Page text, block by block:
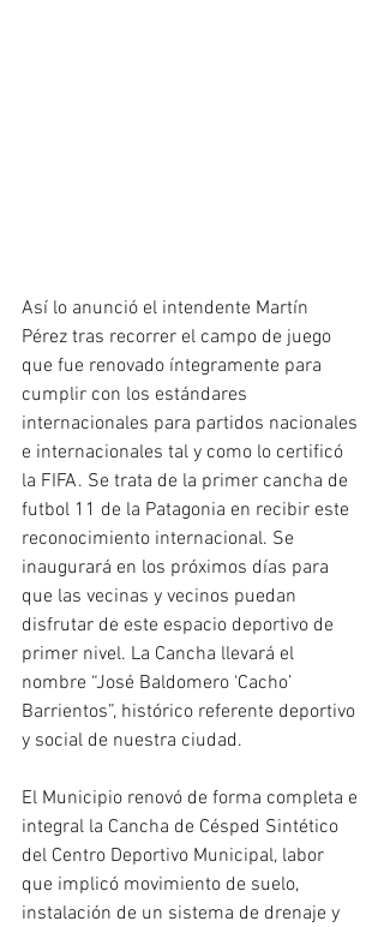
Así lo anunció el intendente Martín
Pérez tras recorrer el campo de juego
que fue renovado íntegramente para
cumplir con los estándares
internacionales para partidos nacionales
e internacionales tal y como lo certificó
la FIFA. Se trata de la primer cancha de
futbol 11 de la Patagonia en recibir este
reconocimiento internacional. Se
inaugurará en los próximos días para
que las vecinas y vecinos puedan
disfrutar de este espacio deportivo de
primer nivel. La Cancha llevará el
nombre “José Baldomero ‘Cacho’
Barrientos”, histórico referente deportivo
y social de nuestra ciudad.
El Municipio renovó de forma completa e
integral la Cancha de Césped Sintético
del Centro Deportivo Municipal, labor
que implicó movimiento de suelo,
instalación de un sistema de drenaje y